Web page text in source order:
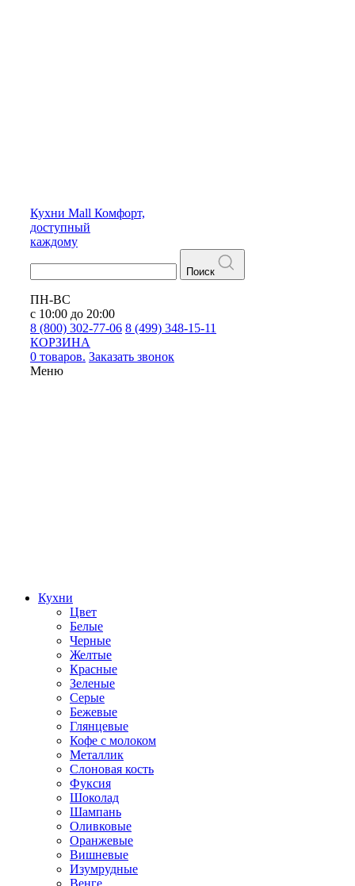
Кухни Mall Комфорт,
доступный
каждому
Поиск
ПН-ВС
с 10:00 до 20:00
8 (800) 302-77-06 8 (499) 348-15-11
КОРЗИНА
0 товаров. Заказать звонок
Меню
Кухни
Цвет
Белые
Черные
Желтые
Красные
Зеленые
Серые
Бежевые
Глянцевые
Кофе с молоком
Металлик
Слоновая кость
Фуксия
Шоколад
Шампань
Оливковые
Оранжевые
Вишневые
Изумрудные
Венге